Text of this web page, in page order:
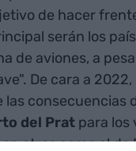
de hacer
serán los
de aviones, a
De cara a
consecuencias
del Prat para los
otros como el de